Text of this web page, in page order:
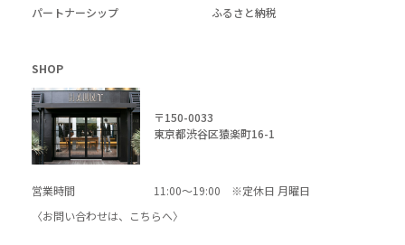
パートナーシップ
ふるさと納税
SHOP
〒150-0033
東京都渋谷区猿楽町16-1
営業時間
11:00～19:00 ※定休日 月曜日
〈お問い合わせは、
こちらへ〉